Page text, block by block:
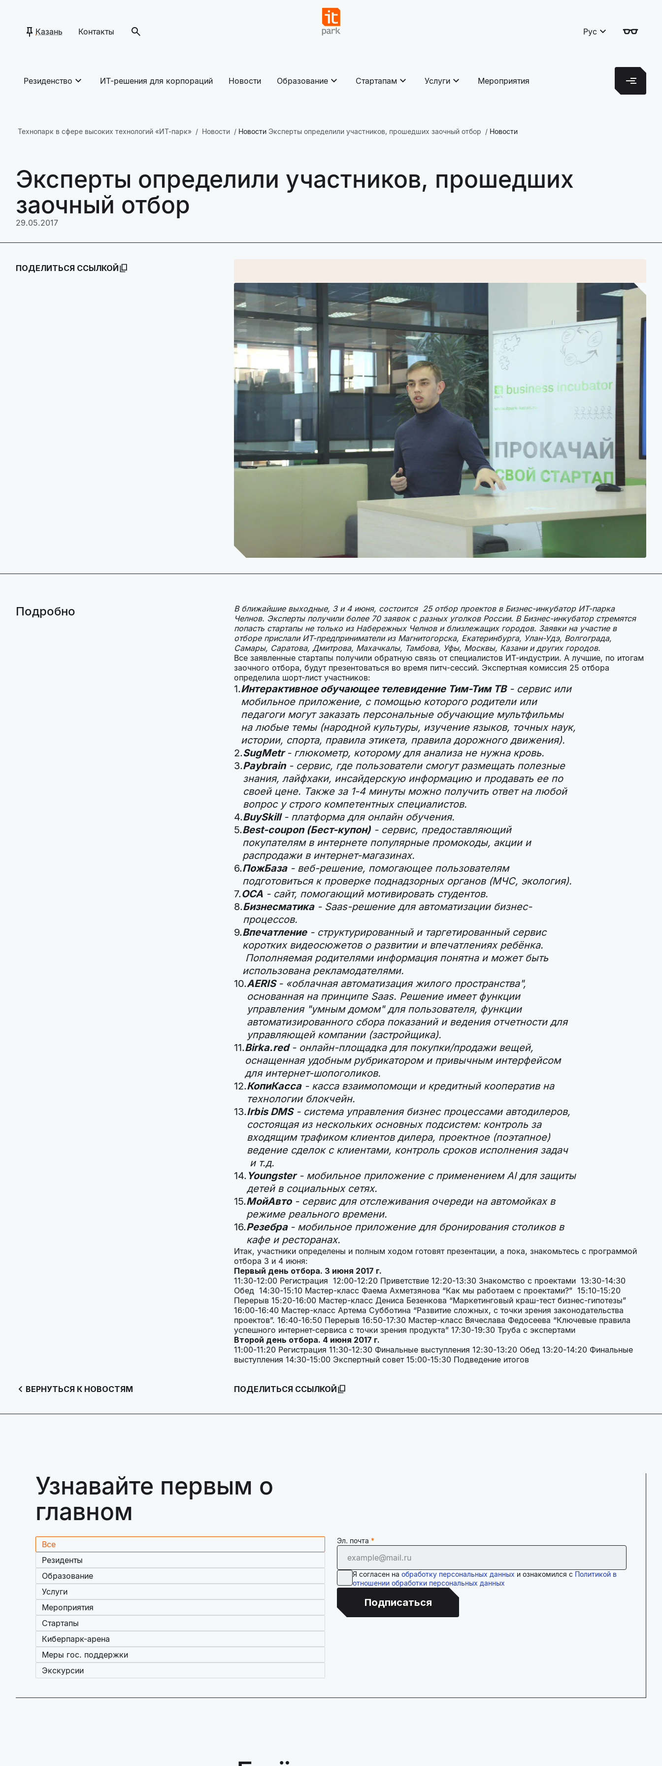
Казань Контакты Рус
Резиденство ИТ-решения для корпораций Новости Образование Стартапам Услуги Мероприятия
Технопарк в сфере высоких технологий «ИТ-парк» Новости Новости Эксперты определили участников, прошедших заочный отбор Новости
Эксперты определили участников, прошедших
заочный отбор
29.05.2017
ПОДЕЛИТЬСЯ ССЫЛКОЙ
Подробно
В ближайшие выходные, 3 и 4 июня, состоится 25 отбор проектов в Бизнес-инкубатор ИТ-парка
Челнов. Эксперты получили более 70 заявок с разных уголков России. В Бизнес-инкубатор стремятся
попасть стартапы не только из Набережных Челнов и близлежащих городов. Заявки на участие в
отборе прислали ИТ-предприниматели из Магнитогорска, Екатеринбурга, Улан-Удэ, Волгограда,
Самары, Саратова, Дмитрова, Махачкалы, Тамбова, Уфы, Москвы, Казани и других городов.
Все заявленные стартапы получили обратную связь от специалистов ИТ-индустрии. А лучшие, по итогам
заочного отбора, будут презентоваться во время питч-сессий. Экспертная комиссия 25 отбора
определила шорт-лист участников:
Интерактивное обучающее телевидение Тим-Тим ТВ- сервис или
мобильное приложение, с помощью которого родители или
педагоги могут заказать персональные обучающие мультфильмы
на любые темы (народной культуры, изучение языков, точных наук,
истории, спорта, правила этикета, правила дорожного движения).
SugMetr - глюкометр, которому для анализа не нужна кровь.
Paybrain- сервис, где пользователи смогут размещать полезные
знания, лайфхаки, инсайдерскую информацию и продавать ее по
своей цене. Также за 1-4 минуты можно получить ответ на любой
вопрос у строго компетентных специалистов.
BuySkill- платформа для онлайн обучения.
Best-coupon (Бест-купон)- сервис, предоставляющий
покупателям в интернете популярные промокоды, акции и
распродажи в интернет-магазинах.
ПожБаза- веб-решение, помогающее пользователям
подготовиться к проверке поднадзорных органов (МЧС, экология).
ОСА- сайт, помогающий мотивировать студентов.
Бизнесматика- Saas-решение для автоматизации бизнес-
процессов.
Впечатление- структурированный и таргетированный сервис
коротких видеосюжетов о развитии и впечатлениях ребёнка.
Пополняемая родителями информация понятна и может быть
использована рекламодателями.
AERIS - «облачная автоматизация жилого пространства",
основанная на принципе Saas. Решение имеет функции
управления "умным домом" для пользователя, функции
автоматизированного сбора показаний и ведения отчетности для
управляющей компании (застройщика).
Birka.red - онлайн-площадка для покупки/продажи вещей,
оснащенная удобным рубрикатором и привычным интерфейсом
для интернет-шопоголиков.
КопиКасса- касса взаимопомощи и кредитный кооператив на
технологии блокчейн.
Irbis DMS- система управления бизнес процессами автодилеров,
состоящая из нескольких основных подсистем: контроль за
входящим трафиком клиентов дилера, проектное (поэтапное)
ведение сделок с клиентами, контроль сроков исполнения задач
и т.д.
Youngster- мобильное приложение с применением AI для защиты
детей в социальных сетях.
МойАвто- сервис для отслеживания очереди на автомойках в
режиме реального времени.
Резебра - мобильное приложение для бронирования столиков в
кафе и ресторанах.
Итак, участники определены и полным ходом готовят презентации, а пока, знакомьтесь с программой
отбора 3 и 4 июня:
Первый день отбора. 3 июня 2017 г.
11:30-12:00 Регистрация 12:00-12:20 Приветствие 12:20-13:30 Знакомство с проектами 13:30-14:30
Обед 14:30-15:10 Мастер-класс Фаема Ахметзянова “Как мы работаем с проектами?” 15:10-15:20
Перерыв 15:20-16:00 Мастер-класс Дениса Безенкова “Маркетинговый краш-тест бизнес-гипотезы”
16:00-16:40 Мастер-класс Артема Субботина “Развитие сложных, с точки зрения законодательства
проектов”. 16:40-16:50 Перерыв 16:50-17:30 Мастер-класс Вячеслава Федосеева “Ключевые правила
успешного интернет-сервиса с точки зрения продукта” 17:30-19:30 Труба с экспертами
Второй день отбора. 4 июня 2017 г.
11:00-11:20 Регистрация 11:30-12:30 Финальные выступления 12:30-13:20 Обед 13:20-14:20 Финальные
выступления 14:30-15:00 Экспертный совет 15:00-15:30 Подведение итогов
ВЕРНУТЬСЯ К НОВОСТЯМ ПОДЕЛИТЬСЯ ССЫЛКОЙ
Узнавайте первым о
главном
Все
Резиденты
Образование
Услуги
Мероприятия
Стартапы
Киберпарк-арена
Меры гос. поддержки
Экскурсии
Эл. почта
Я согласен на обработку персональных данных и ознакомился с Политикой в
отношении обработки персональных данных
Подписаться